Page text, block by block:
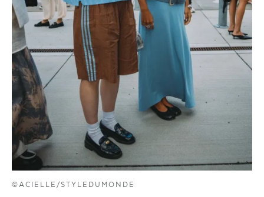
©ACIELLE/STYLEDUMONDE